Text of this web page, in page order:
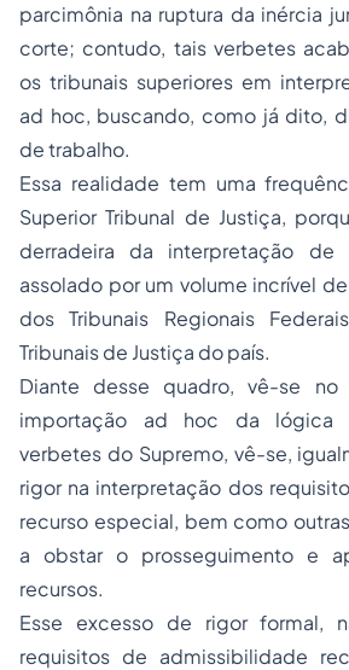
parcimônia na ruptura da inércia
corte; contudo, tais verbetes
os tribunais superiores em
ad hoc, buscando, como já dito,
de trabalho.
Essa realidade tem uma
Superior Tribunal de Justiça,
derradeira da interpretação
assolado por um volume incrível
dos Tribunais Regionais
Tribunais de Justiça do país.
Diante desse quadro, vê-se
importação ad hoc da lógica
verbetes do Supremo, vê-se,
rigor na interpretação dos
recurso especial, bem como
a obstar o prosseguimento e
recursos.
Esse excesso de rigor formal,
requisitos de admissibilidade